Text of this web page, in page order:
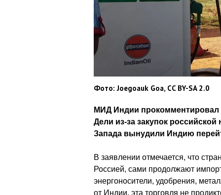
Фото: Joegoauk Goa, CC BY-SA 2.0
МИД Индии прокомментировал
Дели из-за закупок
Запада вынудили Индию
В заявлении отмечается, что
Россией, сами продолжают
энергоносители, удобрения,
от Индии, эта торговля не